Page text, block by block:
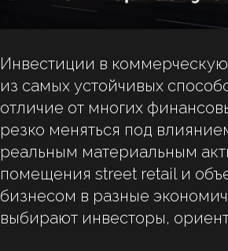
Инвестиции в
из самых устойчивых
отличие от многих
резко меняться под
реальным материальным
помещения street retail и
бизнесом в разные
выбирают инвесторы,